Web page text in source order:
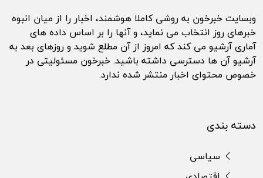
وبسایت خبرخون به روشی کاملا هوشمند، اخبار را از میان انبوه
خبرهای روز انتخاب می نماید، و آنها را بر اساس داده های
آماری آرشیو می کند که امروز از آن مطلع شوید و روزهای بعد به
آرشیو آن ها دسترسی داشته باشید. خبرخون مسئولیتی در
خصوص محتوای اخبار منتشر شده ندارد.
دسته بندی
سیاسی